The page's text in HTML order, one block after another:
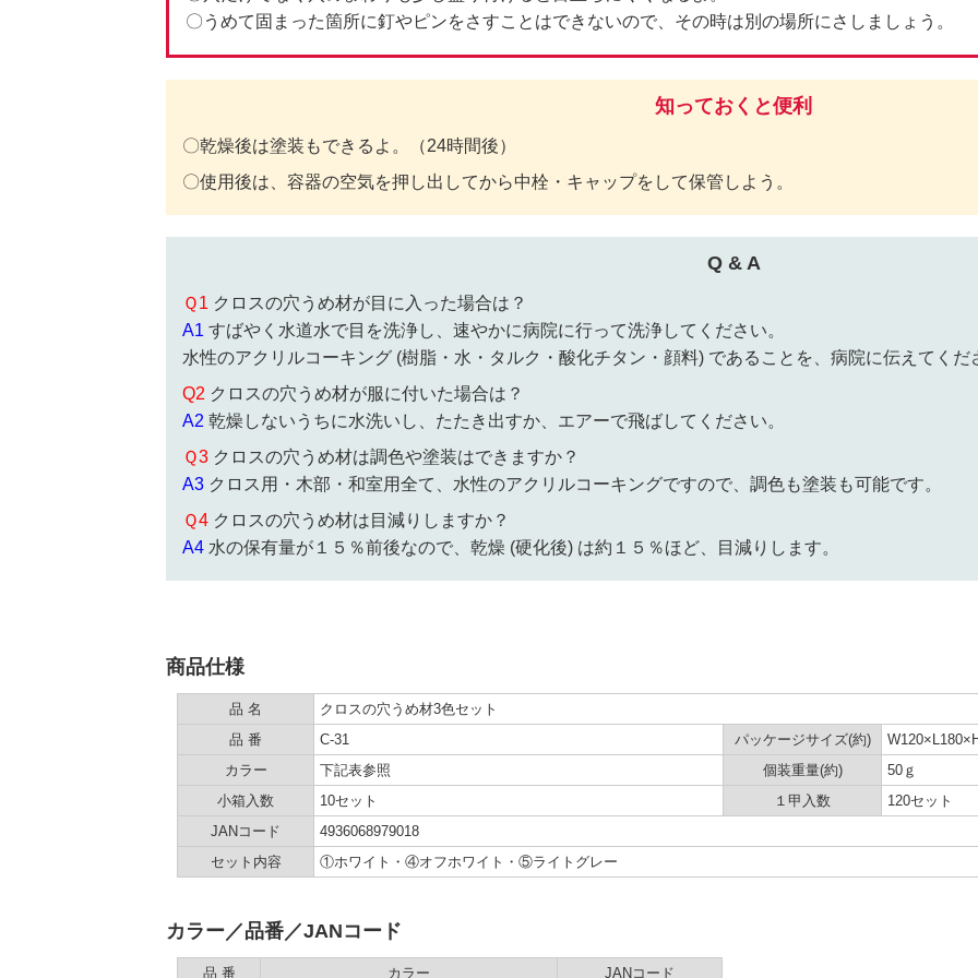
〇うめて固まった箇所に釘やピンをさすことはできないので、その時は別の場所にさしましょう。
知っておくと便利
〇乾燥後は塗装もできるよ。（24時間後）
〇使用後は、容器の空気を押し出してから中栓・キャップをして保管しよう。
Q & A
Ｑ1 クロスの穴うめ材が目に入った場合は？
A1 すばやく水道水で目を洗浄し、速やかに病院に行って洗浄してください。
水性のアクリルコーキング (樹脂・水・タルク・酸化チタン・顔料) であることを、病院に伝えてくだ
Q2 クロスの穴うめ材が服に付いた場合は？
A2 乾燥しないうちに水洗いし、たたき出すか、エアーで飛ばしてください。
Ｑ3 クロスの穴うめ材は調色や塗装はできますか？
A3 クロス用・木部・和室用全て、水性のアクリルコーキングですので、調色も塗装も可能です。
Ｑ4 クロスの穴うめ材は目減りしますか？
A4 水の保有量が１５％前後なので、乾燥 (硬化後) は約１５％ほど、目減りします。
商品仕様
品 名
クロスの穴うめ材3色セット
品 番
C-31 パッケージサイズ(約)
カラー
下記表参照 個装重量(約)
50ｇ
小箱入数
10セット １甲入数
120セット
JANコード
4936068979018
セット内容
①ホワイト・④オフホワイト・⑤ライトグレー
カラー／品番／JANコード
品 番 カラー JANコード